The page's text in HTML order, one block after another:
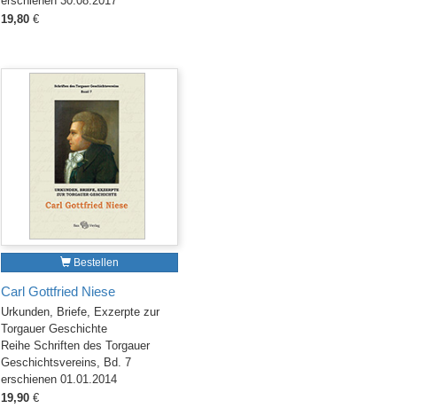
19,80 €
Bestellen
Carl Gottfried Niese
Urkunden, Briefe, Exzerpte zur
Torgauer Geschichte
Reihe Schriften des Torgauer
Geschichtsvereins, Bd. 7
erschienen 01.01.2014
19,90 €